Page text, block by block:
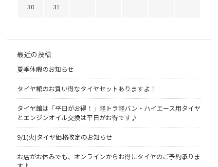
30
31
最近の投稿
夏季休暇のお知らせ
タイヤ館のお買い得なタイヤセットありますよ！
タイヤ館は「平日がお得！」軽トラ軽バン・ハイエース用タイヤ
とエンジンオイル交換は平日がお得です♪
9/1(火)タイヤ価格改定のお知らせ
お店がお休みでも、オンラインからお得にタイヤのご予約承りま